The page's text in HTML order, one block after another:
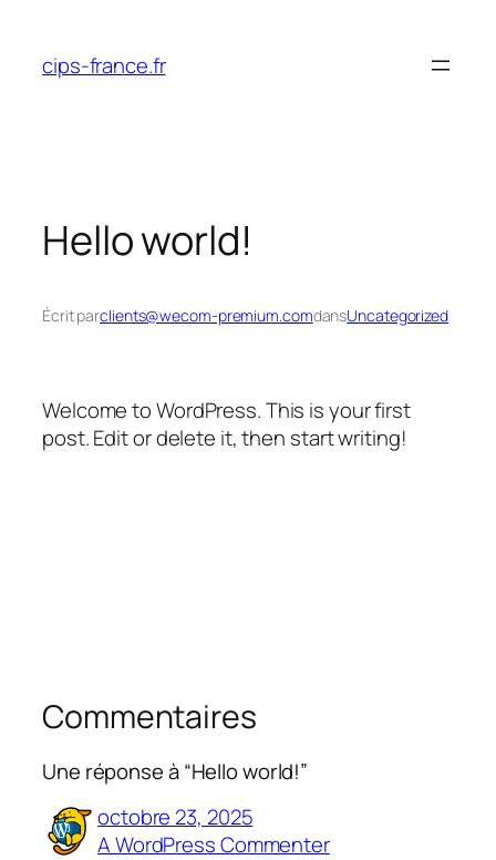
contenu
cips-france.fr
Hello world!
Écrit parclients@wecom-premium.comdansUncategorized
Welcome to WordPress. This is your first
post. Edit or delete it, then start writing!
Commentaires
Une réponse à “Hello world!”
octobre 23, 2025
A WordPress Commenter